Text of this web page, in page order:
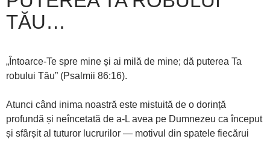
TĂU…
„Întoarce-Te spre mine și ai milă de mine; dă puterea Ta
robului Tău” (Psalmii 86:16).
Atunci când inima noastră este mistuită de o dorință
profundă și neîncetată de a-L avea pe Dumnezeu ca început
și sfârșit al tuturor lucrurilor — motivul din spatele fiecărui